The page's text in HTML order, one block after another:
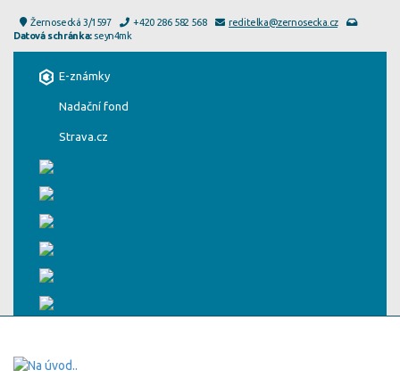
Žernosecká 3/1597 +420 286 582 568
reditelka@zernosecka.cz
Datová schránka:seyn4mk
E-známky
Nadační fond
Strava.cz